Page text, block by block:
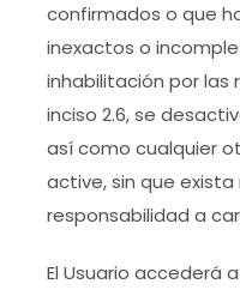
confirmados o que
inexactos o
inhabilitación por las
inciso 2.6, se
así como cualquier
active, sin que
responsabilidad a
El Usuario accederá